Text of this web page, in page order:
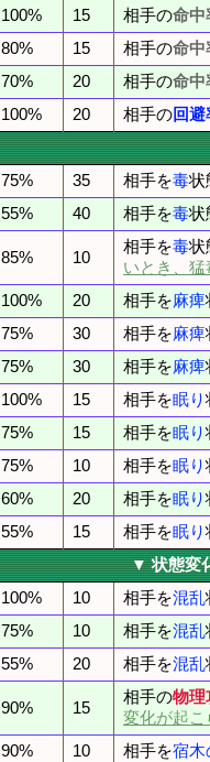
100% 15 相手の命中
80% 15 相手の命中
70% 20 相手の命中
100% 20 相手の回避
75% 35 相手を毒状
55% 40 相手を毒状
85% 10
相手を毒状
いとき、
100% 20 相手を麻痺
75% 30 相手を麻痺
75% 30 相手を麻痺
100% 15 相手を眠り
75% 15 相手を眠り
75% 10 相手を眠り
60% 20 相手を眠り
55% 15 相手を眠り
▼ 状態変
100% 10 相手を混乱
75% 10 相手を混乱
55% 20 相手を混乱
90% 15
相手の物理
変化が起
90% 10 相手を宿木